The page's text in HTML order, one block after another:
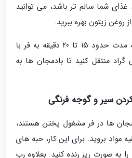
غذای شما سالم تر باشد، می توانید
روغن زیتون بهره ببرید.
حالا بادمجان ها را به مدت حدود 15 تا 20 دقیقه به فر با
سانتی گراد منتقل کنید تا بادمجان ها به
سیر و گوجه فرنگی
ها در فر مشغول پختن هستند،
مواد بروید. برای این کار، حبه های
به صورت ریز رنده کنید. بعلاوه رب